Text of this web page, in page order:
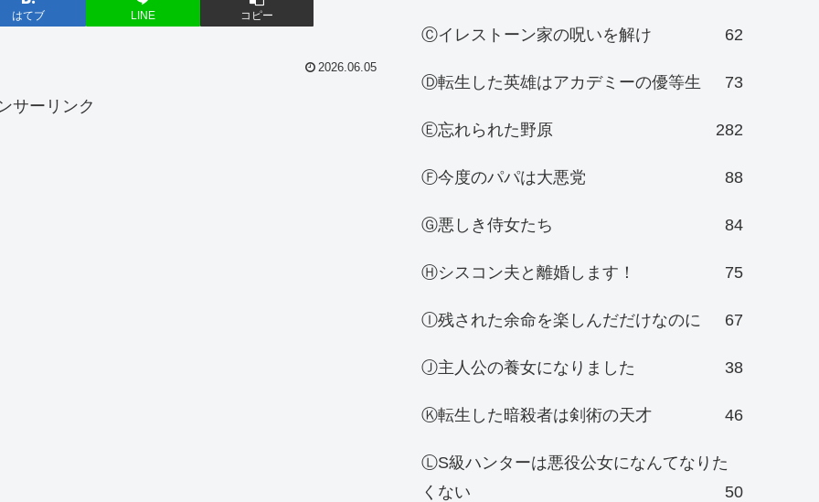
はてブ LINE コピー
2026.06.05
サーリンク
Ⓒイレストーン家の呪いを解け 62
Ⓓ転生した英雄はアカデミーの優等生 73
Ⓔ忘れられた野原 282
Ⓕ今度のパパは大悪党 88
Ⓖ悪しき侍女たち 84
Ⓗシスコン夫と離婚します！ 75
Ⓘ残された余命を楽しんだだけなのに 67
Ⓙ主人公の養女になりました 38
Ⓚ転生した暗殺者は剣術の天才 46
ⓁS級ハンターは悪役公女になんてなりた
くない
50